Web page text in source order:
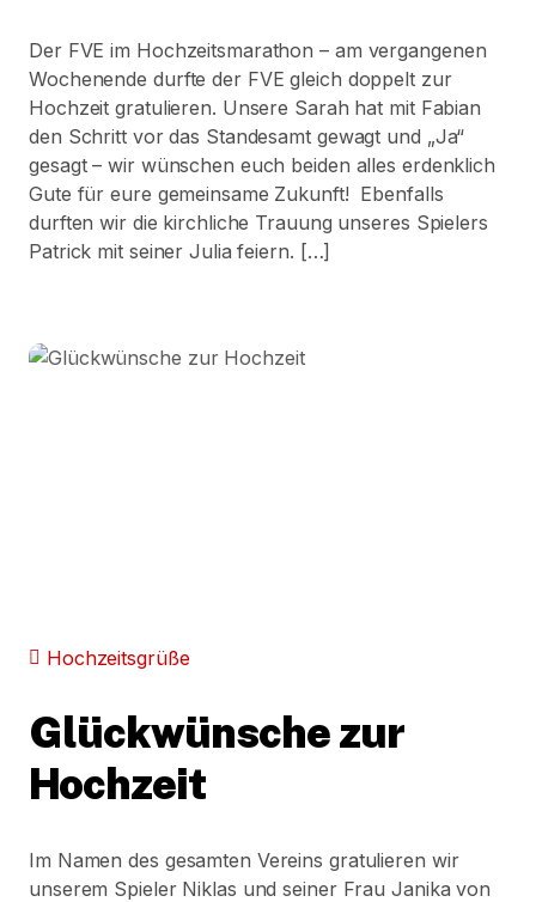
Der FVE im Hochzeitsmarathon – am vergangenen
Wochenende durfte der FVE gleich doppelt zur
Hochzeit gratulieren. Unsere Sarah hat mit Fabian
den Schritt vor das Standesamt gewagt und „Ja“
gesagt – wir wünschen euch beiden alles erdenklich
Gute für eure gemeinsame Zukunft! Ebenfalls
durften wir die kirchliche Trauung unseres Spielers
Patrick mit seiner Julia feiern. […]
Hochzeitsgrüße
Glückwünsche zur
Hochzeit
Im Namen des gesamten Vereins gratulieren wir
unserem Spieler Niklas und seiner Frau Janika von